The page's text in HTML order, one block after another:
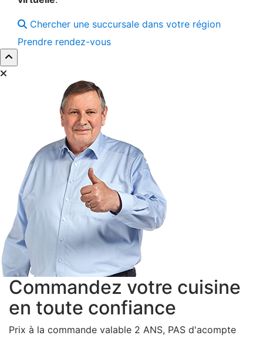
Chercher une succursale dans votre région
Prendre rendez-vous
Commandez votre cuisine
en toute confiance
Prix à la commande valable 2 ANS, PAS d'acompte